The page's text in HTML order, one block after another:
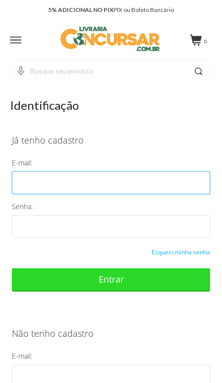
5% ADICIONAL NO PIXPIX ou Boleto Bancário
FRETE GRÁTISNos pedidos acima de R$ 299,00
0
Identificação
Já tenho cadastro
E-mail:
Senha:
Esqueci minha senha
Entrar
Não tenho cadastro
E-mail: